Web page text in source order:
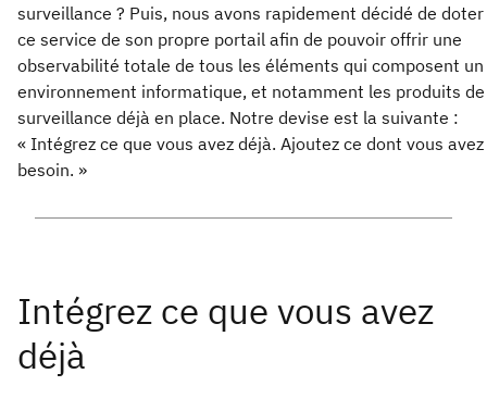
surveillance ? Puis, nous avons rapidement décidé de doter
ce service de son propre portail afin de pouvoir offrir une
observabilité totale de tous les éléments qui composent un
environnement informatique, et notamment les produits de
surveillance déjà en place. Notre devise est la suivante :
« Intégrez ce que vous avez déjà. Ajoutez ce dont vous avez
besoin. »